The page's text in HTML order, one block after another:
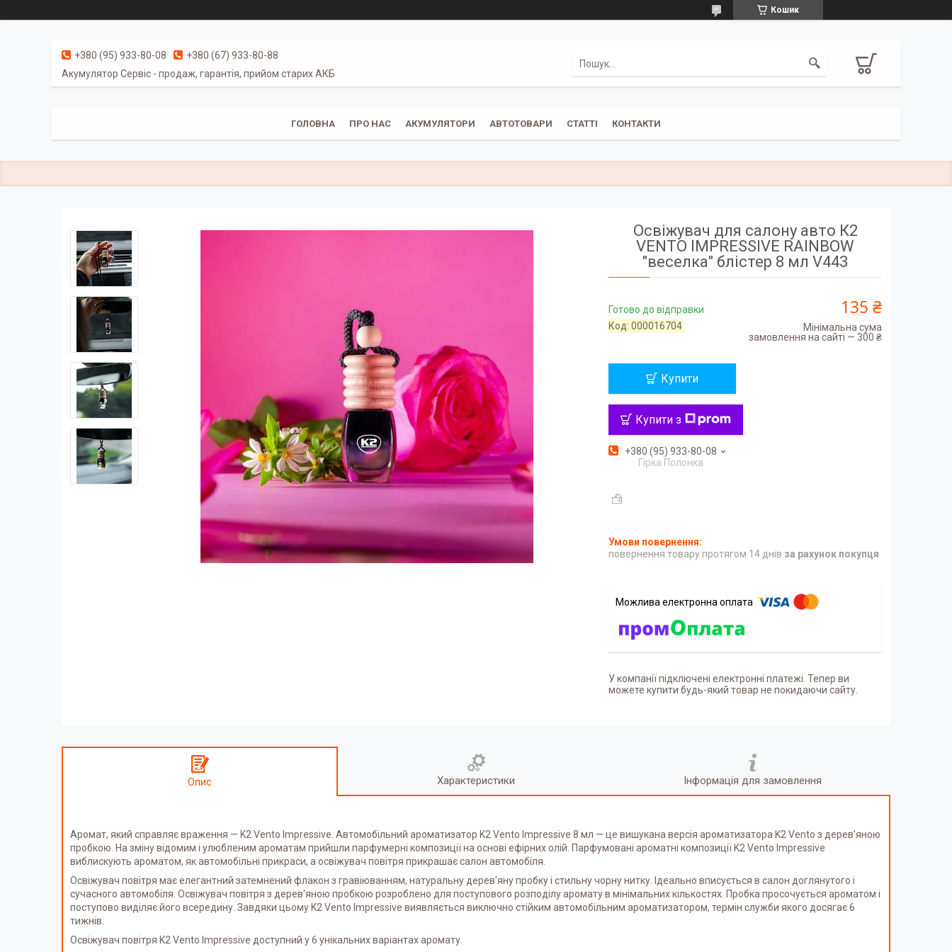
Кошик
+380 (95) 933-80-08
+380 (67) 933-80-88
Акумулятор Сервіс - продаж, гарантія, прийом старих АКБ
ГОЛОВНА ПРО НАС АКУМУЛЯТОРИ АВТОТОВАРИ СТАТТІ КОНТАКТИ
Освіжувач для салону авто К2
VENTO IMPRESSIVE RAINBOW
"веселка" блістер 8 мл V443
Готово до відправки
Код:000016704
135 ₴
Мінімальна сума
замовлення на сайті — 300 ₴
Купити
Купити з
+380 (95) 933-80-08
Гірка Полонка
повернення товару протягом 14 днів за рахунок покупця
У компанії підключені електронні платежі. Тепер ви
можете купити будь-який товар не покидаючи сайту.
Опис Характеристики Інформація для замовлення
Аромат, який справляє враження — K2 Vento Impressive. Автомобільний ароматизатор K2 Vento Impressive 8 мл — це вишукана версія ароматизатора K2 Vento з дерев'яною
пробкою. На зміну відомим і улюбленим ароматам прийшли парфумерні композиції на основі ефірних олій. Парфумовані ароматні композиції K2 Vento Impressive
виблискують ароматом, як автомобільні прикраси, а освіжувач повітря прикрашає салон автомобіля.
Освіжувач повітря має елегантний затемнений флакон з гравіюванням, натуральну дерев'яну пробку і стильну чорну нитку. Ідеально вписується в салон доглянутого і
сучасного автомобіля. Освіжувач повітря з дерев'яною пробкою розроблено для поступового розподілу аромату в мінімальних кількостях. Пробка просочується ароматом і
поступово виділяє його всередину. Завдяки цьому K2 Vento Impressive виявляється виключно стійким автомобільним ароматизатором, термін служби якого досягає 6
тижнів.
Освіжувач повітря K2 Vento Impressive доступний у 6 унікальних варіантах аромату.